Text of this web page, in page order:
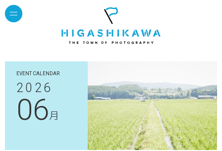
EVENT CALENDAR
2026
06月